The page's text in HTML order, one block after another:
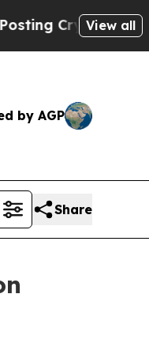
BiblicalView all
by AGP
Share